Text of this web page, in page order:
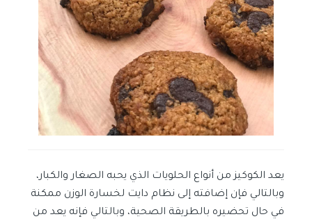
يعد الكوكيز من أنواع الحلويات الذي يحبه الصغار والكبار،
وبالتالي فإن إضافته إلى نظام دايت لخسارة الوزن ممكنة
في حال تحضيره بالطريقة الصحية، وبالتالي فإنه يعد من